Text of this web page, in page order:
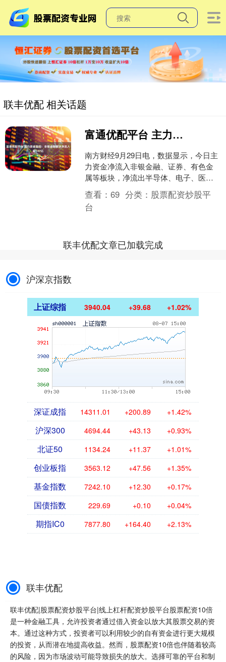
联丰优配 相关话题
富通优配平台 主力资金监控：非银金融板块净流入超147亿
南方财经9月29日电，数据显示，今日主
力资金净流入非银金融、证券、有色金
属等板块，净流出半导体、电子、医药
等板块，其中非银金融板块净流入超147
亿元。个股方面，....
查看：69 分类： 股票配资炒股平
台
联丰优配文章已加载完成
沪深京指数
上证综指 3940.04 +39.68 +1.02%
深证成指 14311.01 +200.89 +1.42%
沪深300 4694.44 +43.13 +0.93%
北证50 1134.24 +11.37 +1.01%
创业板指 3563.12 +47.56 +1.35%
基金指数 7242.10 +12.30 +0.17%
国债指数 229.69 +0.10 +0.04%
期指IC0 7877.80 +164.40 +2.13%
联丰优配
联丰优配|股票配资炒股平台|线上杠杆配资炒股平台股票配资10倍
是一种金融工具，允许投资者通过借入资金以放大其股票交易的资
本。通过这种方式，投资者可以利用较少的自有资金进行更大规模
的投资，从而潜在地提高收益。然而，股票配资10倍也伴随着较高
的风险，因为市场波动可能导致损失的放大。选择可靠的平台和制